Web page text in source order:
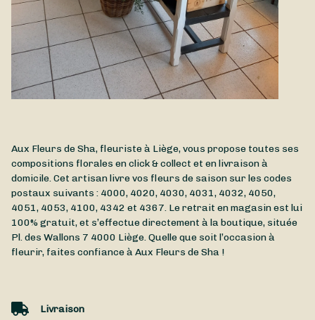
Aux Fleurs de Sha, fleuriste à Liège, vous propose toutes ses
compositions florales en click & collect et en livraison à
domicile. Cet artisan livre vos fleurs de saison sur les codes
postaux suivants : 4000, 4020, 4030, 4031, 4032, 4050,
4051, 4053, 4100, 4342 et 4367. Le retrait en magasin est lui
100% gratuit, et s’effectue directement à la boutique, située
Pl. des Wallons 7 4000 Liège. Quelle que soit l’occasion à
fleurir, faites confiance à Aux Fleurs de Sha !
Livraison